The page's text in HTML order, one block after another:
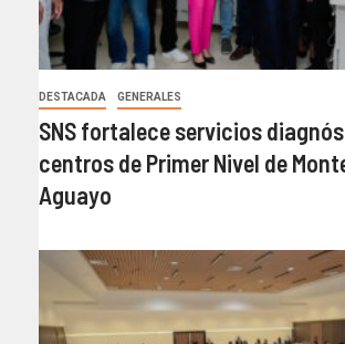
DESTACADA GENERALES
SNS fortalece servicios
centros de Primer Nivel de
Aguayo